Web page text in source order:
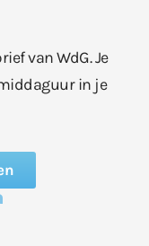
van WdG. Je
in je